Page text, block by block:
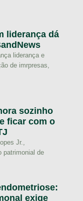
liderança dá
liderança e
de imrpresas,
sozinho
ficar com o
Jr.,
patrimonial de
exige